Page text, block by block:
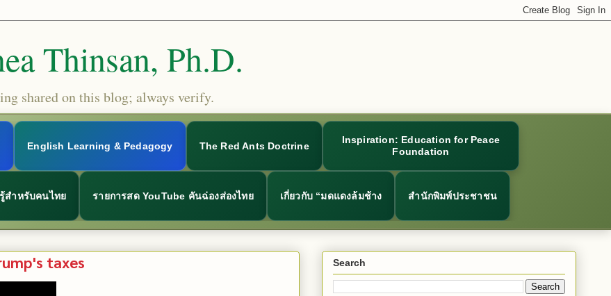
Thinsan, Ph.D.
shared on this blog; always verify.
English Learning & Pedagogy The Red Ants Doctrine
Inspiration: Education for Peace
Foundation
สำหรับคนไทย รายการสด YouTube คันฉ่องส่องไทย เกี่ยวกับ “มดแดงล้มช้าง สำนักพิมพ์ประชาชน
taxes Search